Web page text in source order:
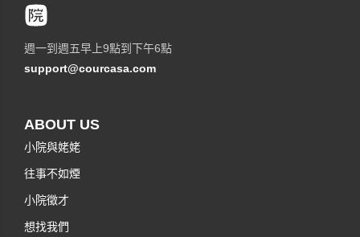
週一到週五早上9點到下午6點
support@courcasa.com
ABOUT US
小院與姥姥
往事不如煙
小院徵才
想找我們